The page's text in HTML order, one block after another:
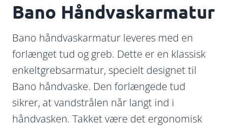
Bano Håndvaskarmatur
Bano håndvaskarmatur leveres med en
forlænget tud og greb. Dette er en klassisk
enkeltgrebsarmatur, specielt designet til
Bano håndvaske. Den forlængede tud
sikrer, at vandstrålen når langt ind i
håndvasken. Takket være det ergonomisk